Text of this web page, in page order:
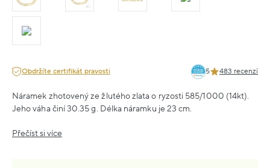
Obdržíte certifikát pravosti 5 483 recenzí
Náramek zhotovený ze žlutého zlata o ryzosti 585/1000 (14kt).
Jeho váha činí 30.35 g. Délka náramku je 23 cm.
Přečíst si více